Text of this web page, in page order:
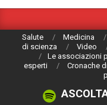
Navigation
Salute Medicina
di scienza
Video
Le associazioni
esperti
Cronache